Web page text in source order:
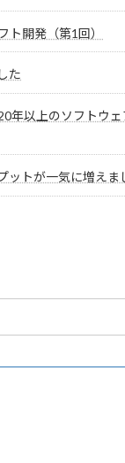
ト開発（第1回）
た
年以上のソフトウ
ットが一気に増えま